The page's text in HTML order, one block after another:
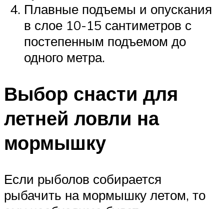
Плавные подъемы и опускания
в слое 10-15 сантиметров с
постепенным подъемом до
одного метра.
Выбор снасти для
летней ловли на
мормышку
Если рыболов собирается
рыбачить на мормышку летом, то